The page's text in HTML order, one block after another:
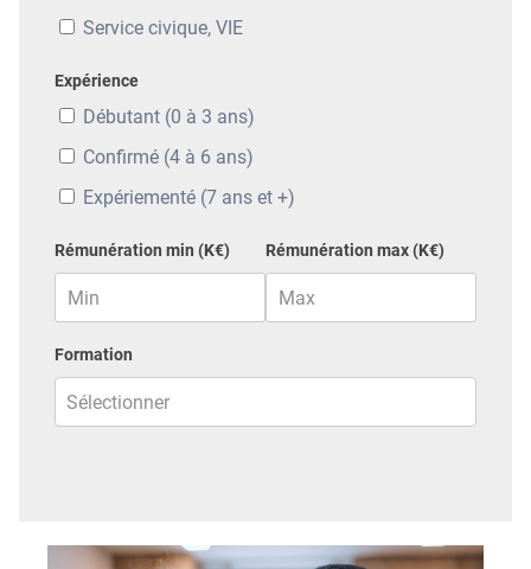
Service civique, VIE
Expérience
Débutant (0 à 3 ans)
Confirmé (4 à 6 ans)
Expériementé (7 ans et +)
Rémunération min (K€) Rémunération max (K€)
Formation